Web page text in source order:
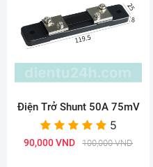
Điện Trở Shunt 50A 75mV
5
90,000 VND 100,000 VND